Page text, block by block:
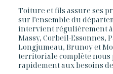
Toiture et fils assure ses
sur l'ensemble du
intervient régulièrement
Massy, Corbeil-Essonnes,
Longjumeau, Brunoy et
territoriale complète nous
rapidement aux besoins